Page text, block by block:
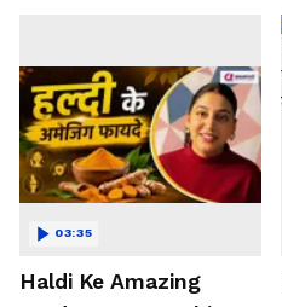
Haldi Ke Amazing
03:35